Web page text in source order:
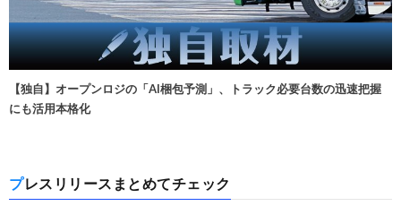
【独自】オープンロジの「AI梱包予測」、トラック必要台数の迅速把握
にも活用本格化
プレスリリースまとめてチェック